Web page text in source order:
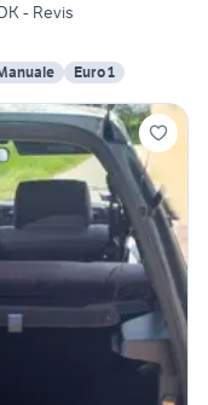
- Revis
Euro 1